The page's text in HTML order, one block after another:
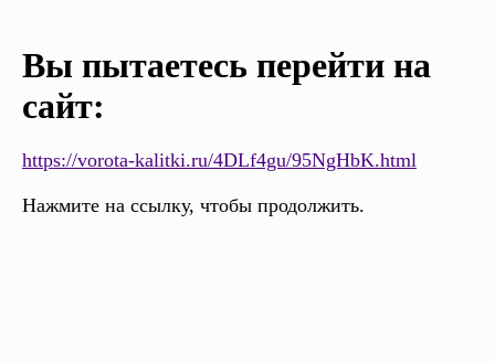
Вы пытаетесь перейти на
сайт:
https://vorota-kalitki.ru/4DLf4gu/95NgHbK.html
Нажмите на ссылку, чтобы продолжить.